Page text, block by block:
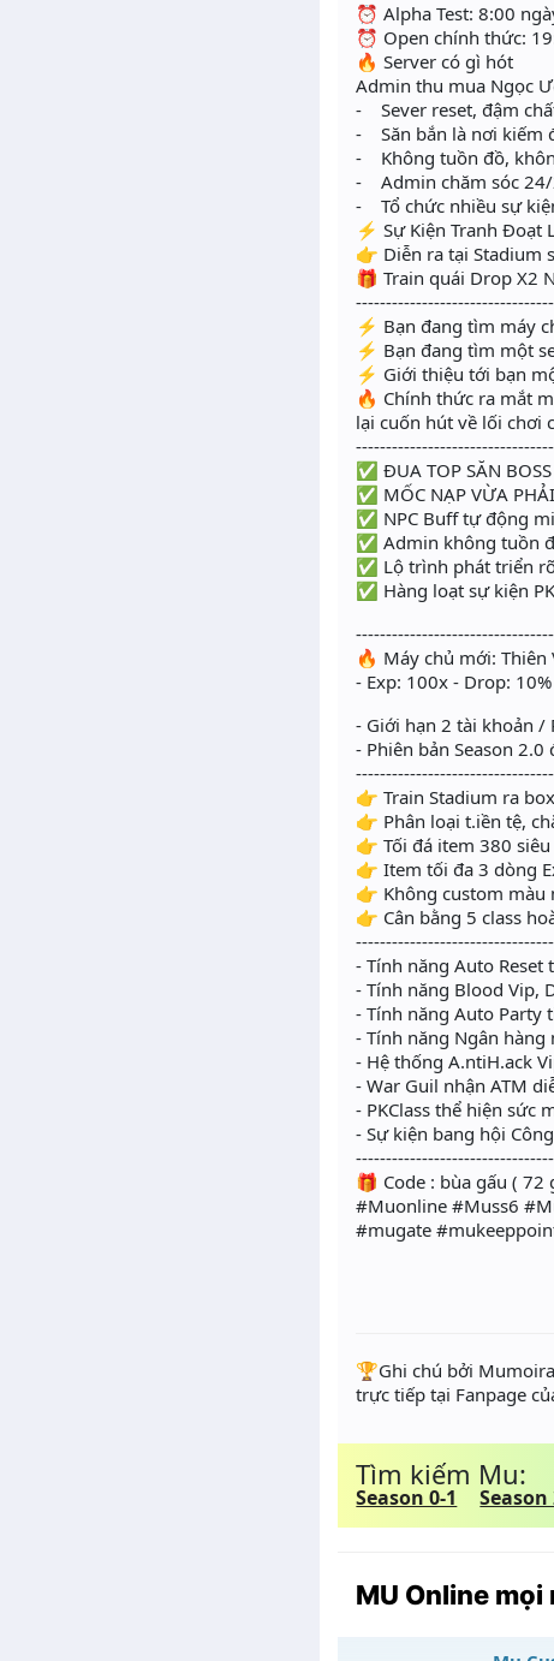
⏰ Alpha Test: 8:00
⏰ Open chính thức:
🔥 Server có gì hót
Admin thu mua Ngọc
- Sever reset, đậm
- Săn bắn là nơi kiếm
- Không tuồn đồ,
- Admin chăm sóc
- Tổ chức nhiều sự
⚡️ Sự Kiện Tranh Đoạt
👉 Diễn ra tại Stadium
🎁 Train quái Drop X2
⚡️ Bạn đang tìm máy
⚡️ Bạn đang tìm một
⚡️ Giới thiệu tới bạn
🔥 Chính thức ra mắt
lại cuốn hút về lối chơi
✅ ĐUA TOP SĂN
✅ MỐC NẠP VỪA
✅ NPC Buff tự động
✅ Admin không tuồn
✅ Lộ trình phát triển
✅ Hàng loạt sự kiện
🔥 Máy chủ mới: Thiên
- Exp: 100x - Drop: 10%
- Giới hạn 2 tài khoản /
- Phiên bản Season
👉 Train Stadium ra
👉 Phân loại t.iền tệ,
👉 Tối đá item 380
👉 Item tối đa 3 dòng
👉 Không custom màu
👉 Cân bằng 5 class
- Tính năng Auto
- Tính năng Blood Vip,
- Tính năng Auto Party
- Tính năng Ngân hàng
- Hệ thống A.ntiH.ack
- War Guil nhận ATM
- PKClass thể hiện sức
- Sự kiện bang hội
🎁 Code : bùa gấu ( 72
#Muonline #Muss6
#mugate
️🏆Ghi chú bởi
trực tiếp tại Fanpage
Tìm kiếm Mu:
Season 0-1 Season
MU Online